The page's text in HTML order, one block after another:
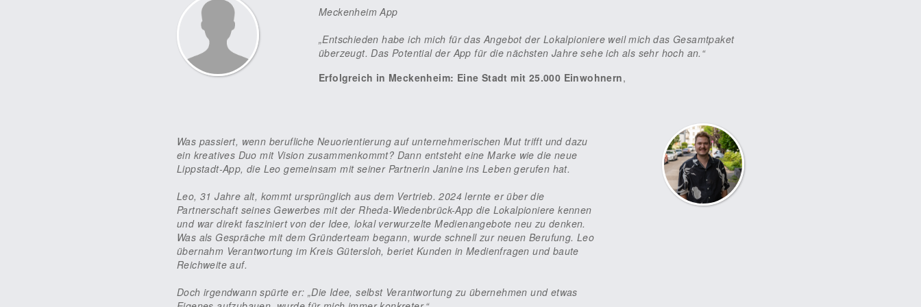
Meckenheim App
„Entschieden habe ich mich für das Angebot der Lokalpioniere weil mich das Gesamtpaket
überzeugt. Das Potential der App für die nächsten Jahre sehe ich als sehr hoch an.“
Erfolgreich in Meckenheim: Eine Stadt mit 25.000 Einwohnern,
Was passiert, wenn berufliche Neuorientierung auf unternehmerischen Mut trifft und dazu
ein kreatives Duo mit Vision zusammenkommt? Dann entsteht eine Marke wie die neue
Lippstadt-App, die Leo gemeinsam mit seiner Partnerin Janine ins Leben gerufen hat.
Leo, 31 Jahre alt, kommt ursprünglich aus dem Vertrieb. 2024 lernte er über die
Partnerschaft seines Gewerbes mit der Rheda-Wiedenbrück-App die Lokalpioniere kennen
und war direkt fasziniert von der Idee, lokal verwurzelte Medienangebote neu zu denken.
Was als Gespräche mit dem Gründerteam begann, wurde schnell zur neuen Berufung. Leo
übernahm Verantwortung im Kreis Gütersloh, beriet Kunden in Medienfragen und baute
Reichweite auf.
Doch irgendwann spürte er: „Die Idee, selbst Verantwortung zu übernehmen und etwas